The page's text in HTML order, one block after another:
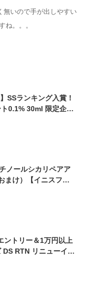
無いので手が出しやすい
ね。。。
SSランキング入賞！
0.1% 30ml 限定企画
のたるみ ★ステム3ア
+日焼け止め10ml付き
ノールシカリペアア
まけ）【イニスフリ
グリ 水分 グリーンテ
ントリー＆1万円以上
DS RTN リニューイン
ゼント 結婚祝い プチ
品 女性 しわ たるみ